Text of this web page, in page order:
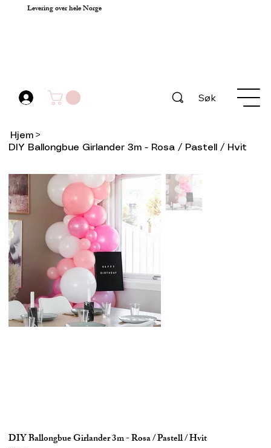
Levering over hele Norge
Søk
Hjem >
DIY Ballongbue Girlander 3m - Rosa / Pastell / Hvit
DIY Ballongbue Girlander 3m - Rosa / Pastell / Hvit